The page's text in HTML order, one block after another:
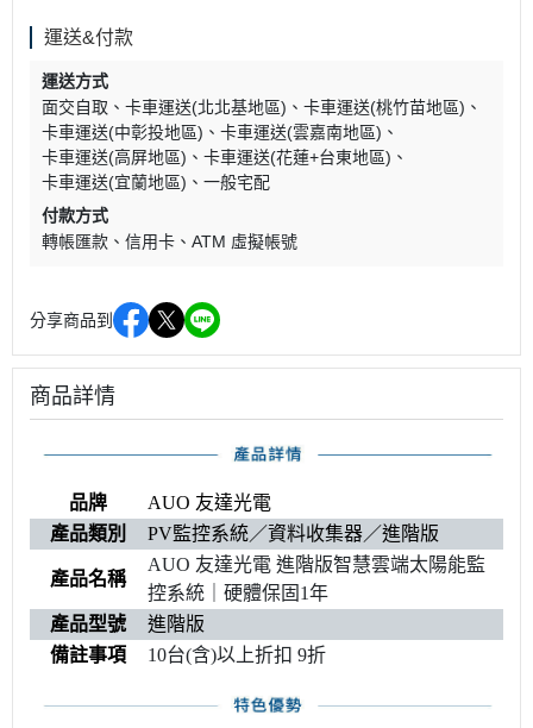
運送&付款
運送方式
面交自取
卡車運送(北北基地區)
卡車運送(桃竹苗地區)
卡車運送(中彰投地區)
卡車運送(雲嘉南地區)
卡車運送(高屏地區)
卡車運送(花蓮+台東地區)
卡車運送(宜蘭地區)
一般宅配
付款方式
轉帳匯款
信用卡 ATM 虛擬帳號
分享商品到
商品詳情
品牌
AUO 友達光電
產品類別
PV監控系統／資料收集器／進階版
產品名稱
AUO 友達光電 進階版智慧雲端太陽能監
控系統｜硬體保固1年
產品型號
進階版
備註事項
10台(含)以上折扣 9折